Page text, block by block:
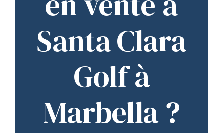
Santa Clara
Golf à
Marbella ?